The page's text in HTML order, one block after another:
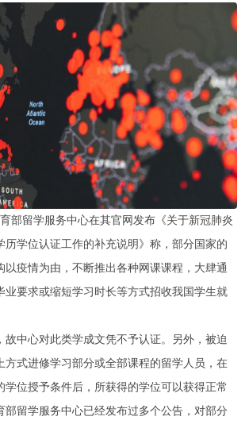
部留学服务中心在其官网发布《关于新冠肺炎
历学位认证工作的补充说明》称，部分国家的
以疫情为由，不断推出各种网课课程，大肆通
业要求或缩短学习时长等方式招收我国学生就
故中心对此类学成文凭不予认证。另外，被迫
方式进修学习部分或全部课程的留学人员，在
学位授予条件后，所获得的学位可以获得正常
部留学服务中心已经发布过多个公告，对部分